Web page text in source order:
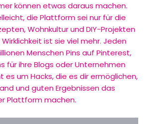
können etwas daraus machen.
die Plattform sei nur für die
Wohnkultur und DIY-Projekten
ist sie viel mehr. Jeden
Menschen Pins auf Pinterest,
für ihre Blogs oder Unternehmen
es um Hacks, die es dir ermöglichen,
und guten Ergebnissen das
Plattform machen.